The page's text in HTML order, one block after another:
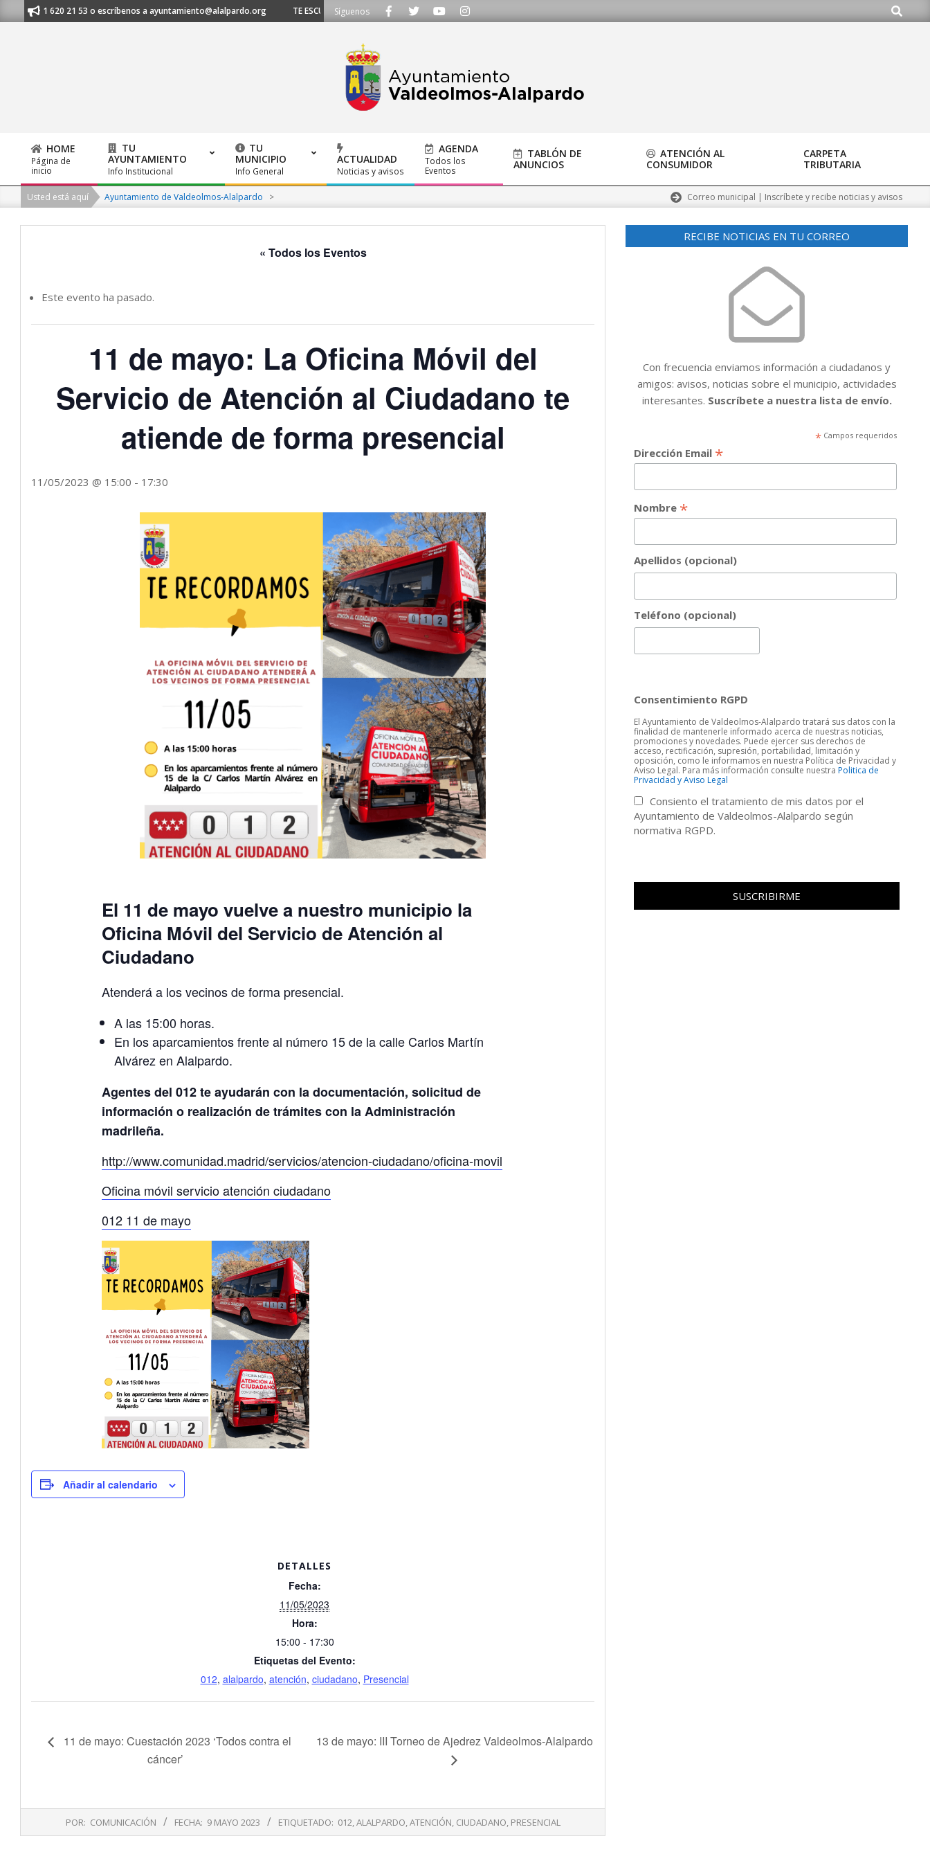
to
al 91 620 21 53 o escríbenos a ayuntamiento@alalpardo.org TE ESCUCHAMOS - Llámanos al 91 620 21 53 o escríbenos a ayuntamiento@alalpardo.org
Síguenos Buscar
Primary
Navigation
Menu
HOME
Página de
inicio
TU
AYUNTAMIENTO
Info Institucional
TU
MUNICIPIO
Info General
ACTUALIDAD
Noticias y avisos
AGENDA
Todos los
Eventos
TABLÓN DE
ANUNCIOS
ATENCIÓN AL
CONSUMIDOR
CARPETA
TRIBUTARIA
Usted está aquí Ayuntamiento de Valdeolmos-Alalpardo > Correo municipal | Inscríbete y recibe noticias y avisos
« Todos los Eventos
Este evento ha pasado.
11 de mayo: La Oficina Móvil del
Servicio de Atención al Ciudadano te
atiende de forma presencial
11/05/2023 @ 15:00 - 17:30
El 11 de mayo vuelve a nuestro municipio la
Oficina Móvil del Servicio de Atención al
Ciudadano
Atenderá a los vecinos de forma presencial.
A las 15:00 horas.
En los aparcamientos frente al número 15 de la calle Carlos Martín
Alvárez en Alalpardo.
Agentes del 012 te ayudarán con la documentación, solicitud de
información o realización de trámites con la Administración
madrileña.
http://www.comunidad.madrid/servicios/atencion-ciudadano/oficina-movil
Oficina móvil servicio atención ciudadano
012 11 de mayo
Añadir al calendario
DETALLES
Fecha:
11/05/2023
Hora:
15:00 - 17:30
Etiquetas del Evento:
012, alalpardo, atención, ciudadano, Presencial
11 de mayo: Cuestación 2023 ‘Todos contra el
cáncer’
13 de mayo: III Torneo de Ajedrez Valdeolmos-Alalpardo
POR: COMUNICACIÓN FECHA: 9 MAYO 2023 ETIQUETADO: 012,ALALPARDO,ATENCIÓN, CIUDADANO, PRESENCIAL
RECIBE NOTICIAS EN TU CORREO
Con frecuencia enviamos información a ciudadanos y
amigos: avisos, noticias sobre el municipio, actividades
interesantes. Suscríbete a nuestra lista de envío.
* Campos requeridos
Dirección Email *
Nombre *
Apellidos (opcional)
Teléfono (opcional)
Consentimiento RGPD
El Ayuntamiento de Valdeolmos-Alalpardo tratará sus datos con la
finalidad de mantenerle informado acerca de nuestras noticias,
promociones y novedades. Puede ejercer sus derechos de
acceso, rectificación, supresión, portabilidad, limitación y
oposición, como le informamos en nuestra Política de Privacidad y
Aviso Legal. Para más información consulte nuestraPolitica de
Privacidad y Aviso Legal
Consiento el tratamiento de mis datos por el
Ayuntamiento de Valdeolmos-Alalpardo según
normativa RGPD.